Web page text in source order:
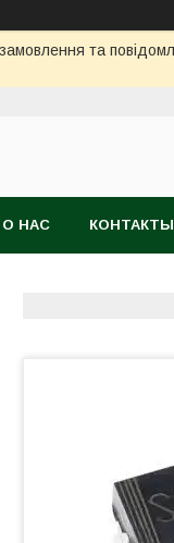
та
О НАС КОНТАКТЫ